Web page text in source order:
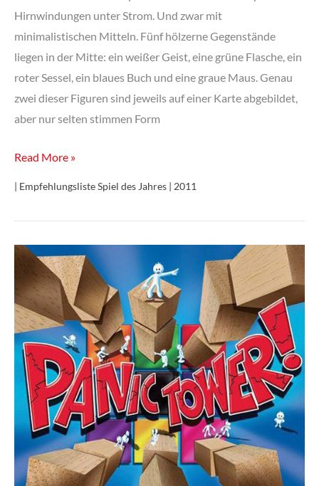
Hirnwindungen unter Strom. Und zwar mit
minimalistischen Mitteln. Fünf hölzerne Gegenstände
liegen in der Mitte: ein weißer Geist, eine grüne Flasche, ein
roter Sessel, ein blaues Buch und eine graue Maus. Genau
zwei dieser Figuren sind jeweils auf einer Karte abgebildet,
aber nur selten stimmen Form
Geistesblitz
Read More »
| Empfehlungsliste Spiel des Jahres | 2011